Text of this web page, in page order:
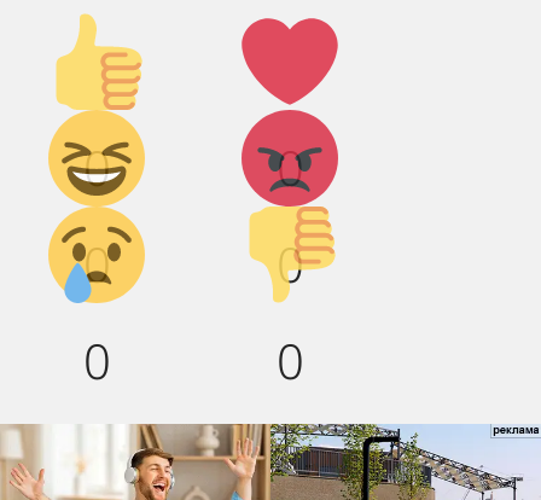
Палец
вверх!
0
Лайк!
0
Дикий
смех!
0
Агрессия!
0
Грусть :(
0
Палец
вниз!
0